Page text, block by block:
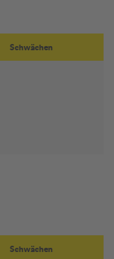
Schwächen
Schwächen